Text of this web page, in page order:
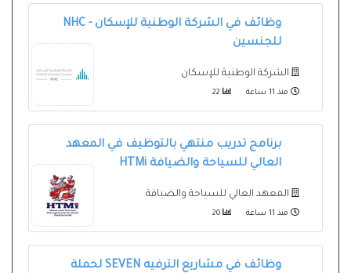
وظائف في الشركة الوطنية للإسكان - NHC
للجنسين
الشركة الوطنية للإسكان
منذ 11 ساعة
برنامج تدريب منتهي بالتوظيف في المعهد
العالي للسياحة والضيافة HTMi
المعهد العالي للسياحة والضيافة
منذ 11 ساعة
وظائف في مشاريع الترفيه SEVEN لحملة